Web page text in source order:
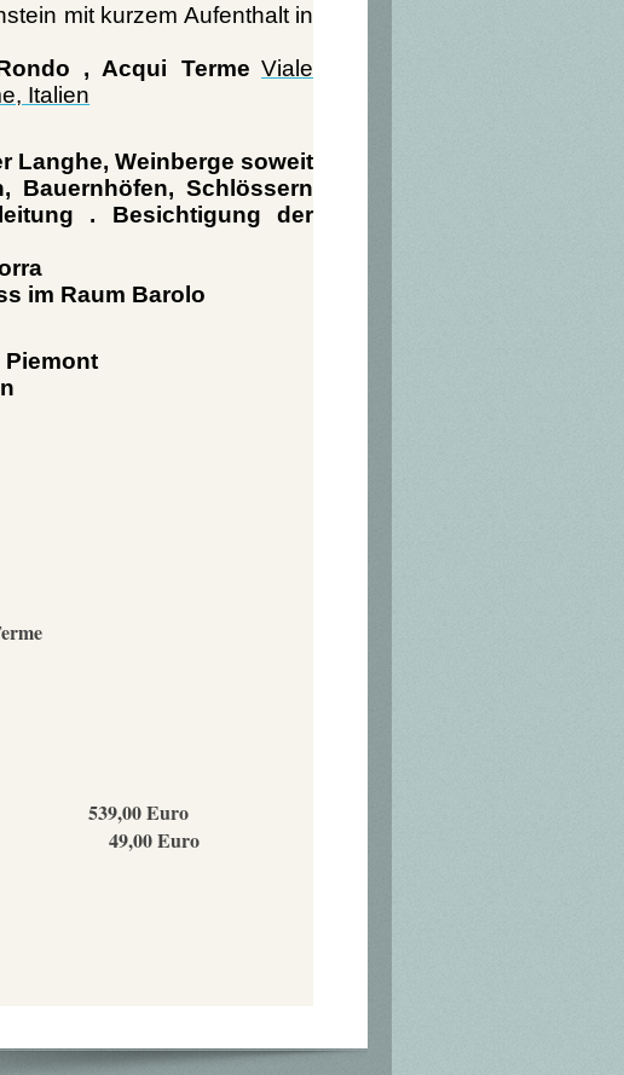
mit kurzem Aufenthalt in
, Acqui Terme Viale
Italien
Langhe, Weinberge soweit
Bauernhöfen, Schlössern
. Besichtigung der
im Raum Barolo
Piemont
539,00 Euro
49,00 Euro